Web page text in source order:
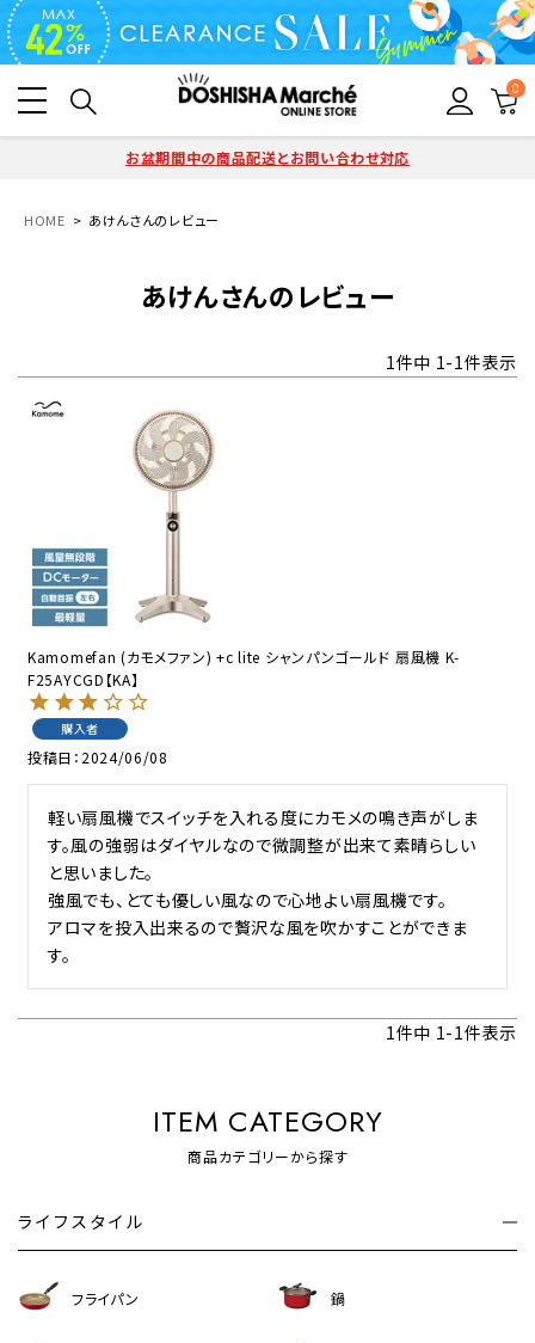
0
お盆期間中の商品配送とお問い合わせ対応
HOME あけんさんのレビュー
あけんさんのレビュー
1件中 1-1件表示
Kamomefan (カモメファン) +c lite シャンパンゴールド 扇風機 K-
F25AYCGD【KA】
購入者
投稿日 2024/06/08
軽い扇風機でスイッチを入れる度にカモメの鳴き声がしま
す。風の強弱はダイヤルなので微調整が出来て素晴らしい
と思いました。
強風でも、とても優しい風なので心地よい扇風機です。
アロマを投入出来るので贅沢な風を吹かすことができま
す。
1件中 1-1件表示
ITEM CATEGORY
商品カテゴリーから探す
ライフスタイル
フライパン 鍋